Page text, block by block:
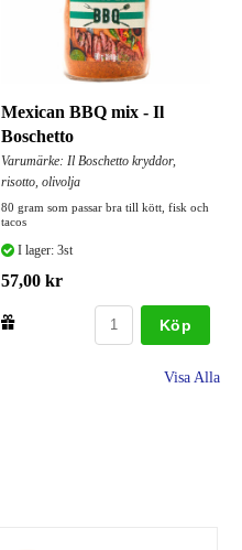
Mexican BBQ mix - Il
Boschetto
Varumärke: Il Boschetto kryddor,
risotto, olivolja
80 gram som passar bra till kött, fisk och
tacos
I lager: 3st
57,00 kr
Köp
Visa Alla